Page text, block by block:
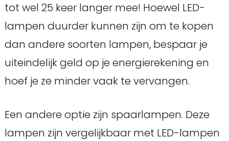
tot wel 25 keer langer mee! Hoewel LED-
lampen duurder kunnen zijn om te kopen
dan andere soorten lampen, bespaar je
uiteindelijk geld op je energierekening en
hoef je ze minder vaak te vervangen.
Een andere optie zijn spaarlampen. Deze
lampen zijn vergelijkbaar met LED-lampen